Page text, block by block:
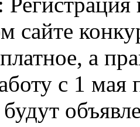
сайте
а
с 1 мая